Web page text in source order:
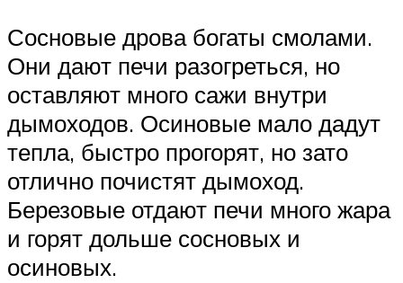
Сосновые дрова богаты смолами.
Они дают печи разогреться, но
оставляют много сажи внутри
дымоходов. Осиновые мало дадут
тепла, быстро прогорят, но зато
отлично почистят дымоход.
Березовые отдают печи много жара
и горят дольше сосновых и
осиновых.